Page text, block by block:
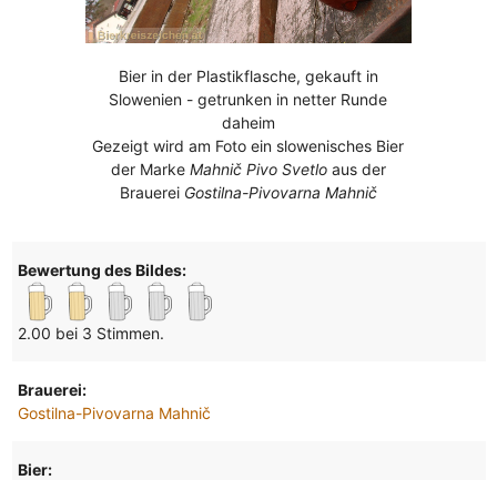
Bier in der Plastikflasche, gekauft in
Slowenien - getrunken in netter Runde
daheim
Gezeigt wird am Foto ein slowenisches Bier
der Marke Mahnič Pivo Svetloaus der
Brauerei Gostilna-Pivovarna Mahnič
Bewertung des Bildes:
2.00 bei 3 Stimmen.
Brauerei:
Gostilna-Pivovarna Mahnič
Bier: